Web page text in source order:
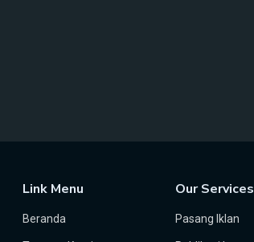
Link Menu
Beranda
Our Services
Pasang Iklan